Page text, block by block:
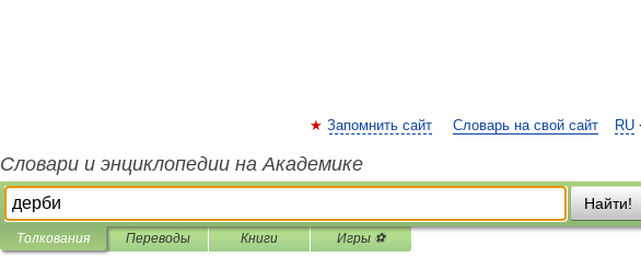
RU
Запомнить сайт Словарь на свой сайт
Словари и энциклопедии на Академике
Найти!
Толкования Переводы Книги Игры ⚽